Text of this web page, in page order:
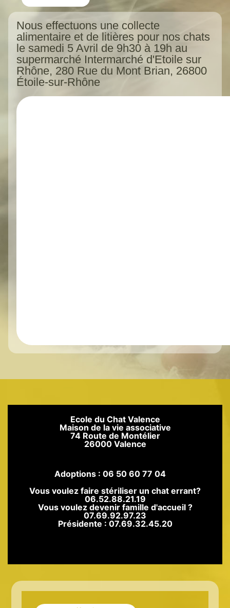
Nous effectuons une collecte
alimentaire et de litières pour nos chats
le samedi 5 Avril de 9h30 à 19h au
supermarché Intermarché d'Etoile sur
Rhône, 280 Rue du Mont Brian, 26800
Étoile-sur-Rhône
Ecole du Chat Valence
Maison de la vie associative
74 Route de Montélier
26000 Valence
Adoptions : 06 50 60 77 04
Vous voulez faire stériliser un chat errant?
06.52.88.21.19
Vous voulez devenir famille d'accueil ?
07.69.92.97.23
Présidente : 07.69.32.45.20